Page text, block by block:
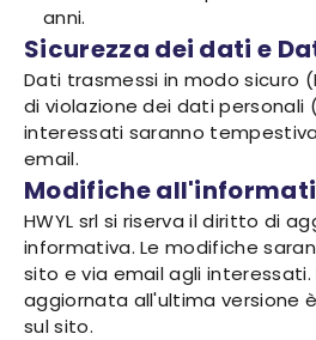
anni.
Sicurezza dei dati e
Dati trasmessi in modo sicuro
di violazione dei dati personali
interessati saranno
email.
Modifiche
HWYL srl si riserva il diritto di
informativa. Le modifiche
sito e via email agli interessati.
aggiornata all'ultima versione
sul sito.